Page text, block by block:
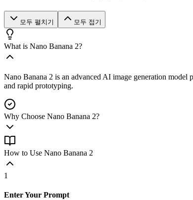
모두 펼치기 모두 접기
What is Nano Banana 2?
Nano Banana 2 is an advanced AI image generation
and rapid prototyping.
Why Choose Nano Banana 2?
How to Use Nano Banana 2
1
Enter Your Prompt